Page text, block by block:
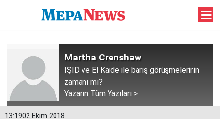
Martha Crenshaw
IŞİD ve El Kaide ile barış görüşmelerinin
zamanı mı?
Yazarın Tüm Yazıları >
13:1902 Ekim 2018